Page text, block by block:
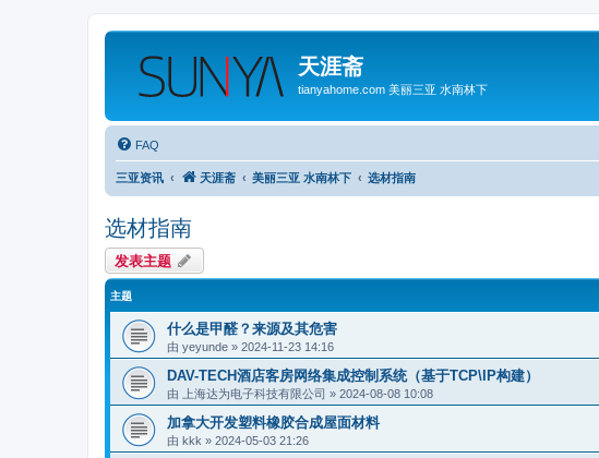
天涯斋
tianyahome.com 美丽三亚 水南林下
FAQ
三亚资讯 天涯斋 美丽三亚 水南林下 选材指南
选材指南
发表主题
主题
什么是甲醛？来源及其危害
由 yeyunde » 2024-11-23 14:16
DAV-TECH酒店客房网络集成控制系统（基于TCP\IP构建）
由 上海达为电子科技有限公司 » 2024-08-08 10:08
加拿大开发塑料橡胶合成屋面材料
由 kkk » 2024-05-03 21:26